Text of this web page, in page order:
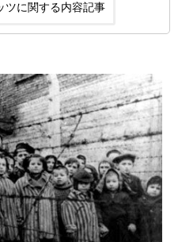
ツに関する内容記事